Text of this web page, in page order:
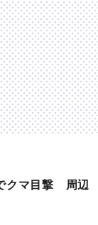
クマ目撃 周辺